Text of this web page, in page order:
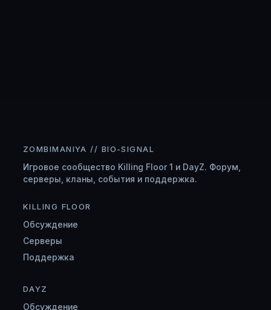
ZOMBIMANIYA // BIO-SIGNAL
Игровое сообщество Killing Floor 1 и DayZ. Форум,
серверы, кланы, события и поддержка.
KILLING FLOOR
Обсуждение
Серверы
Поддержка
DAYZ
Обсуждение